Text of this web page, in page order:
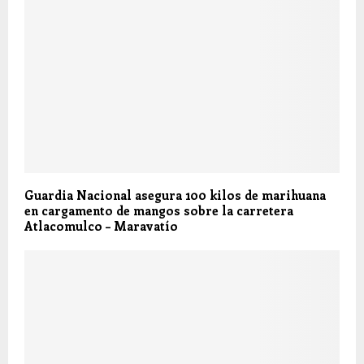
Guardia Nacional asegura 100 kilos de marihuana
en cargamento de mangos sobre la carretera
Atlacomulco – Maravatío